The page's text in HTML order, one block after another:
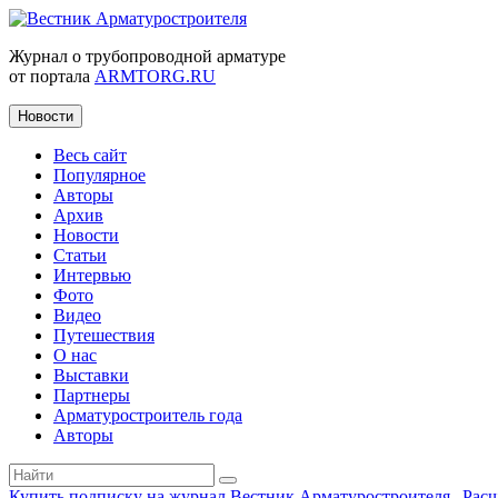
Журнал о трубопроводной арматуре
от портала ARMTORG.RU
Новости
Весь сайт
Популярное
Авторы
Архив
Новости
Статьи
Интервью
Фото
Видео
Путешествия
О нас
Выставки
Партнеры
Арматуростроитель года
Авторы